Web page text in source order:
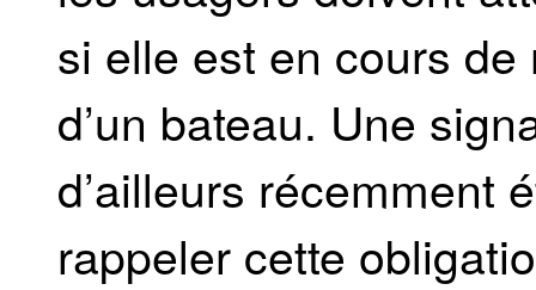
si elle est en cours
d’un bateau. Une
d’ailleurs récemment
rappeler cette